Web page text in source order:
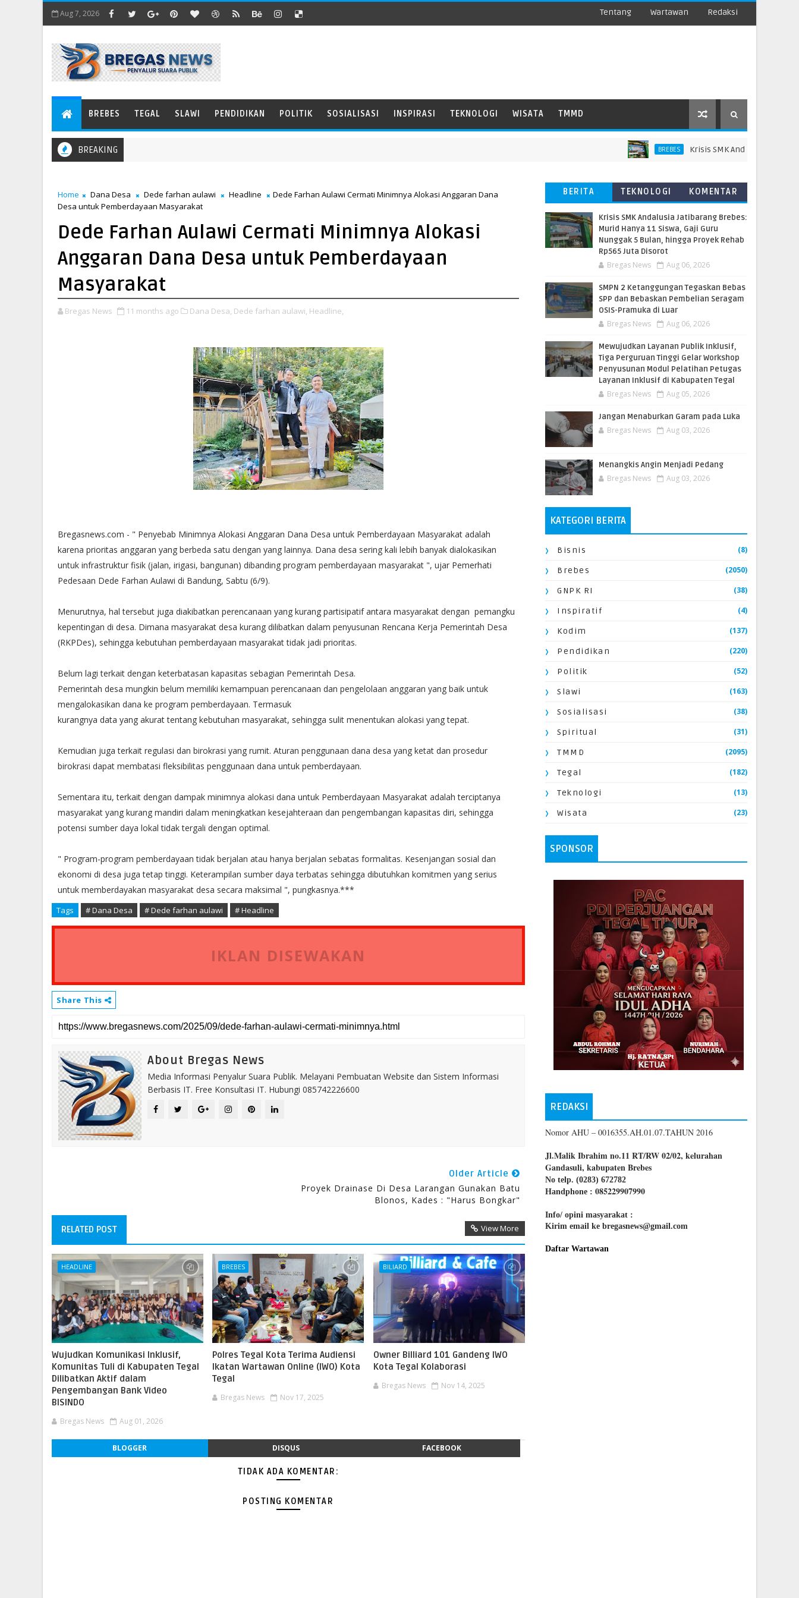
Aug 7, 2026 Tentang Wartawan Redaksi
BREBES TEGAL SLAWI PENDIDIKAN POLITIK SOSIALISASI INSPIRASI TEKNOLOGI WISATA TMMD
BREAKING BREBES Krisis SMK Andalusia Jatibarang
Home Dana Desa Dede farhan aulawi Headline
Dede Farhan Aulawi Cermati Minimnya Alokasi Anggaran Dana
Desa untuk Pemberdayaan Masyarakat
Dede Farhan Aulawi Cermati Minimnya Alokasi
Anggaran Dana Desa untuk Pemberdayaan
Masyarakat
Bregas News 11 months ago Dana Desa, Dede farhan aulawi, Headline,
Bregasnews.com - " Penyebab Minimnya Alokasi Anggaran Dana Desa untuk Pemberdayaan Masyarakat adalah
karena prioritas anggaran yang berbeda satu dengan yang lainnya. Dana desa sering kali lebih banyak dialokasikan
untuk infrastruktur fisik (jalan, irigasi, bangunan) dibanding program pemberdayaan masyarakat ", ujar Pemerhati
Pedesaan Dede Farhan Aulawi di Bandung, Sabtu (6/9).
Menurutnya, hal tersebut juga diakibatkan perencanaan yang kurang partisipatif antara masyarakat dengan pemangku
kepentingan di desa. Dimana masyarakat desa kurang dilibatkan dalam penyusunan Rencana Kerja Pemerintah Desa
(RKPDes), sehingga kebutuhan pemberdayaan masyarakat tidak jadi prioritas.
Belum lagi terkait dengan keterbatasan kapasitas sebagian Pemerintah Desa.
Pemerintah desa mungkin belum memiliki kemampuan perencanaan dan pengelolaan anggaran yang baik untuk
mengalokasikan dana ke program pemberdayaan. Termasuk
kurangnya data yang akurat tentang kebutuhan masyarakat, sehingga sulit menentukan alokasi yang tepat.
Kemudian juga terkait regulasi dan birokrasi yang rumit. Aturan penggunaan dana desa yang ketat dan prosedur
birokrasi dapat membatasi fleksibilitas penggunaan dana untuk pemberdayaan.
Sementara itu, terkait dengan dampak minimnya alokasi dana untuk Pemberdayaan Masyarakat adalah terciptanya
masyarakat yang kurang mandiri dalam meningkatkan kesejahteraan dan pengembangan kapasitas diri, sehingga
potensi sumber daya lokal tidak tergali dengan optimal.
" Program-program pemberdayaan tidak berjalan atau hanya berjalan sebatas formalitas. Kesenjangan sosial dan
ekonomi di desa juga tetap tinggi. Keterampilan sumber daya terbatas sehingga dibutuhkan komitmen yang serius
untuk memberdayakan masyarakat desa secara maksimal ", pungkasnya.***
Tags # Dana Desa # Dede farhan aulawi # Headline
IKLAN DISEWAKAN
Share This
About Bregas News
Media Informasi Penyalur Suara Publik. Melayani Pembuatan Website dan Sistem Informasi
Berbasis IT. Free Konsultasi IT. Hubungi 085742226600
Older Article
Proyek Drainase Di Desa Larangan Gunakan Batu
Blonos, Kades : "Harus Bongkar"
RELATED POST View More
HEADLINE
Wujudkan Komunikasi Inklusif,
Komunitas Tuli di Kabupaten Tegal
Dilibatkan Aktif dalam
Pengembangan Bank Video
BISINDO
Bregas News Aug 01, 2026
BREBES
Polres Tegal Kota Terima Audiensi
Ikatan Wartawan Online (IWO) Kota
Tegal
Bregas News Nov 17, 2025
BILIARD
Owner Billiard 101 Gandeng IWO
Kota Tegal Kolaborasi
Bregas News Nov 14, 2025
BLOGGER DISQUS FACEBOOK
TIDAK ADA KOMENTAR:
POSTING KOMENTAR
BERITA
TERBARU
TEKNOLOGI
KOMENTAR
Krisis SMK Andalusia Jatibarang Brebes:
Murid Hanya 11 Siswa, Gaji Guru
Nunggak 5 Bulan, hingga Proyek Rehab
Rp565 Juta Disorot
Bregas News Aug 06, 2026
SMPN 2 Ketanggungan Tegaskan Bebas
SPP dan Bebaskan Pembelian Seragam
OSIS-Pramuka di Luar
Bregas News Aug 06, 2026
​Mewujudkan Layanan Publik Inklusif,
Tiga Perguruan Tinggi Gelar Workshop
Penyusunan Modul Pelatihan Petugas
Layanan Inklusif di Kabupaten Tegal
Bregas News Aug 05, 2026
Jangan Menaburkan Garam pada Luka
Bregas News Aug 03, 2026
Menangkis Angin Menjadi Pedang
Bregas News Aug 03, 2026
KATEGORI BERITA
Bisnis (8)
Brebes (2050)
GNPK RI (38)
Inspiratif (4)
Kodim (137)
Pendidikan (220)
Politik (52)
Slawi (163)
Sosialisasi (38)
Spiritual (31)
TMMD (2095)
Tegal (182)
Teknologi (13)
Wisata (23)
SPONSOR
REDAKSI
Nomor AHU – 0016355.AH.01.07.TAHUN 2016
Jl.Malik Ibrahim no.11 RT/RW 02/02, kelurahan
Gandasuli, kabupaten Brebes
No telp. (0283) 672782
Handphone : 085229907990
Info/ opini masyarakat :
Kirim email ke bregasnews@gmail.com
Daftar Wartawan